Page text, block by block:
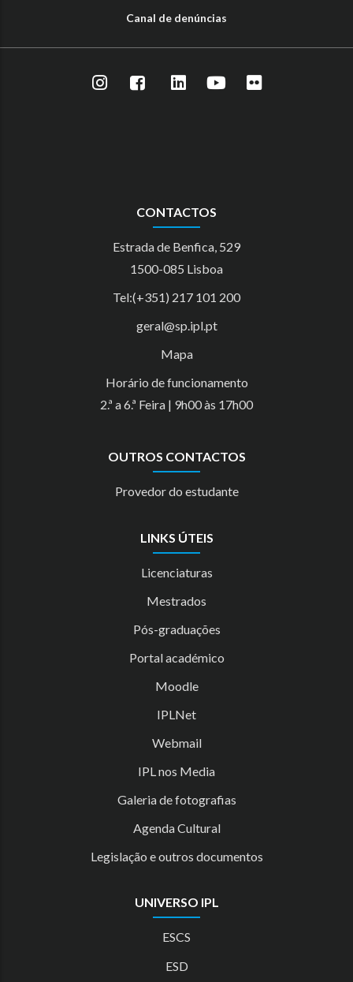
Canal de denúncias
CONTACTOS
Estrada de Benfica, 529
1500-085 Lisboa
Tel:(+351) 217 101 200
geral@sp.ipl.pt
Mapa
Horário de funcionamento
2.ª a 6.ª Feira | 9h00 às 17h00
OUTROS CONTACTOS
Provedor do estudante
LINKS ÚTEIS
Licenciaturas
Mestrados
Pós-graduações
Portal académico
Moodle
IPLNet
Webmail
IPL nos Media
Galeria de fotografias
Agenda Cultural
Legislação e outros documentos
UNIVERSO IPL
ESCS
ESD